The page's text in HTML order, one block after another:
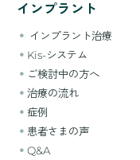
インプラント
インプラント治療
Kis-システム
ご検討中の方へ
治療の流れ
症例
患者さまの声
Q&A